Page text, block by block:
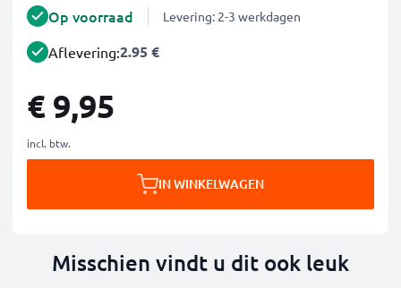
Op voorraad Levering: 2-3 werkdagen
Aflevering:2.95 €
€ 9,95
incl. btw.
IN WINKELWAGEN
Misschien vindt u dit ook leuk